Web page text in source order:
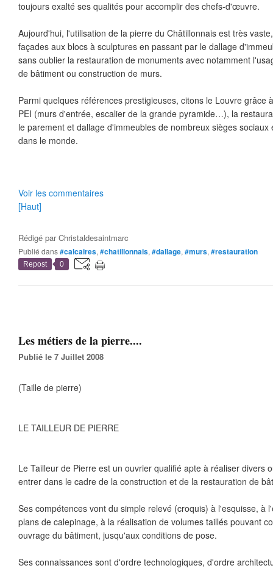
toujours exalté ses qualités pour accomplir des chefs-d'œuvre.
Aujourd'hui, l'utilisation de la pierre du Châtillonnais est très
façades aux blocs à sculptures en passant par le dallage
sans oublier la restauration de monuments avec notamment
de bâtiment ou construction de murs.
Parmi quelques références prestigieuses, citons le Louvre grâce
PEI (murs d'entrée, escalier de la grande pyramide…), la
le parement et dallage d'immeubles de nombreux sièges
dans le monde.
Voir les commentaires
[Haut]
Rédigé parChristaldesaintmarc
Publié dans#calcaires, #chatillonnais, #dallage, #murs, #restauration
Repost 0
Les métiers de la pierre....
Publié le 7 Juillet 2008
(Taille de pierre)
LE TAILLEUR DE PIERRE
Le Tailleur de Pierre est un ouvrier qualifié apte à réaliser divers
entrer dans le cadre de la construction et de la restauration de
Ses compétences vont du simple relevé (croquis) à l'esquisse, à
plans de calepinage, à la réalisation de volumes taillés pouvant
ouvrage du bâtiment, jusqu'aux conditions de pose.
Ses connaissances sont d'ordre technologiques, d'ordre